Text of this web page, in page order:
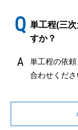
単工程(三
すか？
単工程の依
合わせくださ